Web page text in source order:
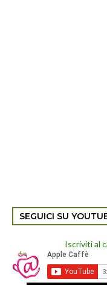
SEGUICI SU
Iscriviti al